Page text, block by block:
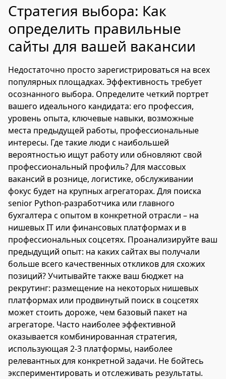
Стратегия выбора: Как
определить правильные
сайты для вашей вакансии
Недостаточно просто зарегистрироваться на всех
популярных площадках. Эффективность требует
осознанного выбора. Определите четкий портрет
вашего идеального кандидата: его профессия,
уровень опыта, ключевые навыки, возможные
места предыдущей работы, профессиональные
интересы. Где такие люди с наибольшей
вероятностью ищут работу или обновляют свой
профессиональный профиль? Для массовых
вакансий в рознице, логистике, обслуживании
фокус будет на крупных агрегаторах. Для поиска
senior Python-разработчика или главного
бухгалтера с опытом в конкретной отрасли – на
нишевых IT или финансовых платформах и в
профессиональных соцсетях. Проанализируйте ваш
предыдущий опыт: на каких сайтах вы получали
больше всего качественных откликов для схожих
позиций? Учитывайте также ваш бюджет на
рекрутинг: размещение на некоторых нишевых
платформах или продвинутый поиск в соцсетях
может стоить дороже, чем базовый пакет на
агрегаторе. Часто наиболее эффективной
оказывается комбинированная стратегия,
использующая 2-3 платформы, наиболее
релевантных для конкретной задачи. Не бойтесь
экспериментировать и отслеживать результаты.